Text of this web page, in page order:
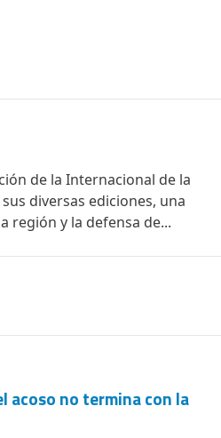
de la Internacional de la
diversas ediciones, una
región y la defensa de...
acoso no termina con la